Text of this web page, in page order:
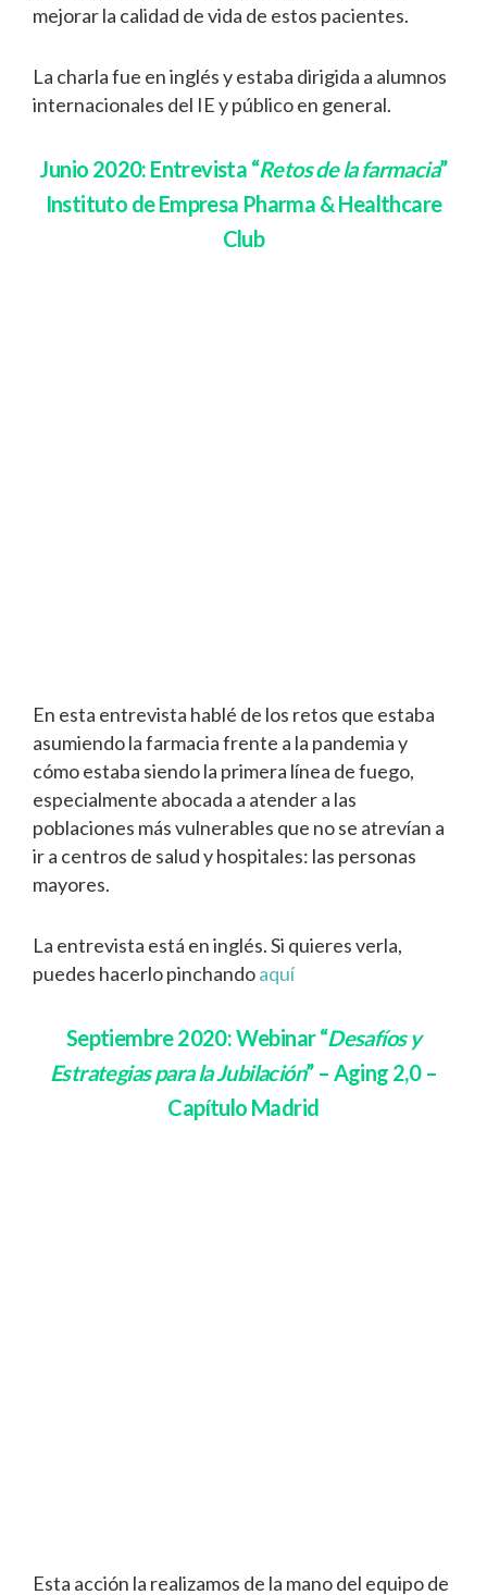
mejorar la calidad de vida de estos pacientes.
La charla fue en inglés y estaba dirigida a alumnos
internacionales del IE y público en general.
Junio 2020: Entrevista “Retos de la farmacia”
Instituto de Empresa Pharma & Healthcare
Club
En esta entrevista hablé de los retos que estaba
asumiendo la farmacia frente a la pandemia y
cómo estaba siendo la primera línea de fuego,
especialmente abocada a atender a las
poblaciones más vulnerables que no se atrevían a
ir a centros de salud y hospitales: las personas
mayores.
La entrevista está en inglés. Si quieres verla,
puedes hacerlo pinchandoaquí
Septiembre 2020: Webinar “Desafíos y
Estrategias para la Jubilación” – Aging 2,0 –
Capítulo Madrid
Esta acción la realizamos de la mano del equipo de